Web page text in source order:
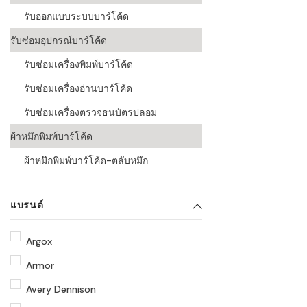
รับออกแบบระบบบาร์โค้ด
รับซ่อมอุปกรณ์บาร์โค้ด
รับซ่อมเครื่องพิมพ์บาร์โค้ด
รับซ่อมเครื่องอ่านบาร์โค้ด
รับซ่อมเครื่องตรวจธนบัตรปลอม
ผ้าหมึกพิมพ์บาร์โค้ด
ผ้าหมึกพิมพ์บาร์โค้ด-ตลับหมึก
แบรนด์
Argox
Armor
Avery Dennison